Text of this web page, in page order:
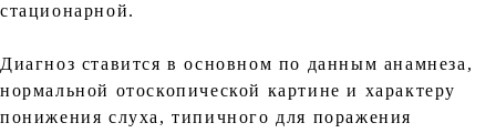
стационарной.
Диагноз ставится в основном по данным анамнеза,
нормальной отоскопической картине и характеру
понижения слуха, типичного для поражения